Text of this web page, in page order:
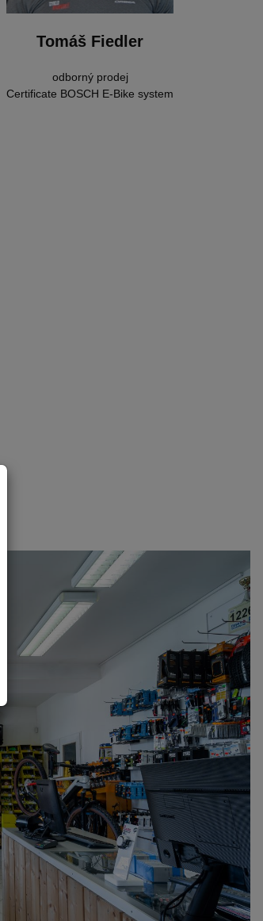
Tomáš Fiedler
odborný prodej
Certificate BOSCH E-Bike system